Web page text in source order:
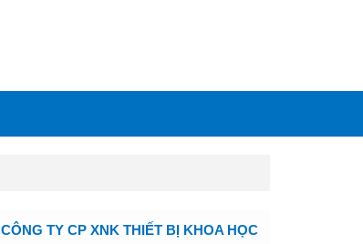
CÔNG TY CP XNK THIẾT BỊ KHOA HỌC